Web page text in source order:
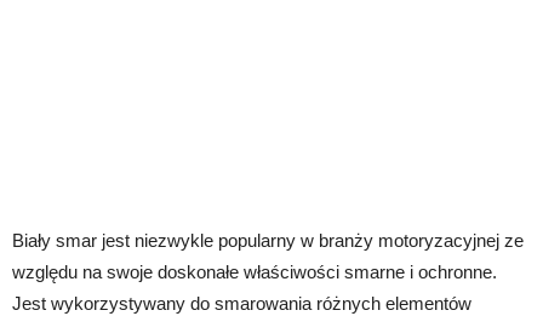
Biały smar jest niezwykle popularny w branży motoryzacyjnej ze
względu na swoje doskonałe właściwości smarne i ochronne.
Jest wykorzystywany do smarowania różnych elementów